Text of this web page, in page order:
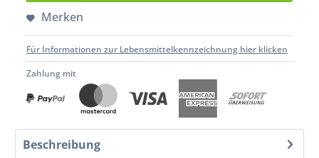
Merken
Für Informationen zur Lebensmittelkennzeichnung hier klicken
Zahlung mit
Beschreibung